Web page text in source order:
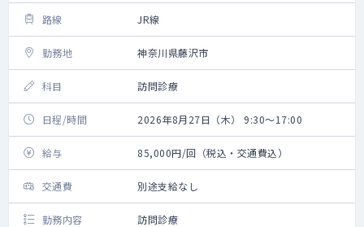
路線 JR線
勤務地 神奈川県藤沢市
科目 訪問診療
日程/時間 2026年8月27日（木） 9:30～17:00
給与 85,000円/回（税込・交通費込）
交通費 別途支給なし
勤務内容 訪問診療